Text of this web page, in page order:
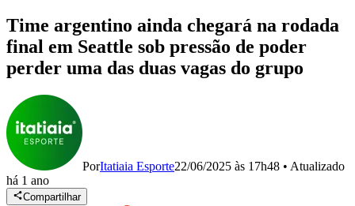
Time argentino ainda chegará na rodada
final em Seattle sob pressão de poder
perder uma das duas vagas do grupo
PorItatiaia Esporte22/06/2025 às 17h48 • Atualizado
há 1 ano
Compartilhar